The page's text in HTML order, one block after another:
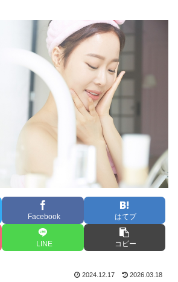
Facebook はてブ
LINE コピー
2024.12.17 2026.03.18